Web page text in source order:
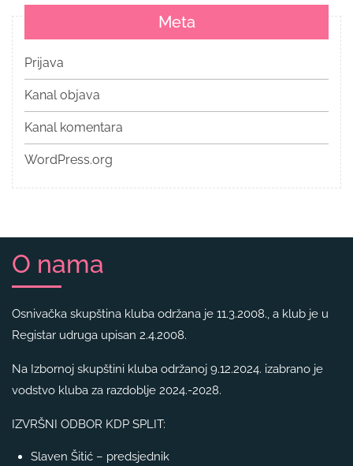
Meta
Prijava
Kanal objava
Kanal komentara
WordPress.org
O nama
Osnivačka skupština kluba održana je 11.3.2008., a klub je u
Registar udruga upisan 2.4.2008.
Na Izbornoj skupštini kluba održanoj 9.12.2024. izabrano je
vodstvo kluba za razdoblje 2024.-2028.
IZVRŠNI ODBOR KDP SPLIT:
Slaven Šitić – predsjednik